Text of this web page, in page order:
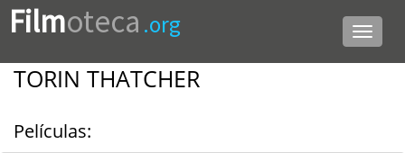
Menú
de
Filmoteca .org
TORIN THATCHER
Películas: